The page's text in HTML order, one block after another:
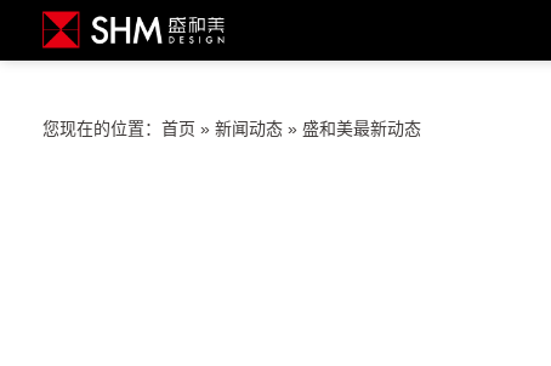
您现在的位置： 首页 » 新闻动态 » 盛和美最新动态